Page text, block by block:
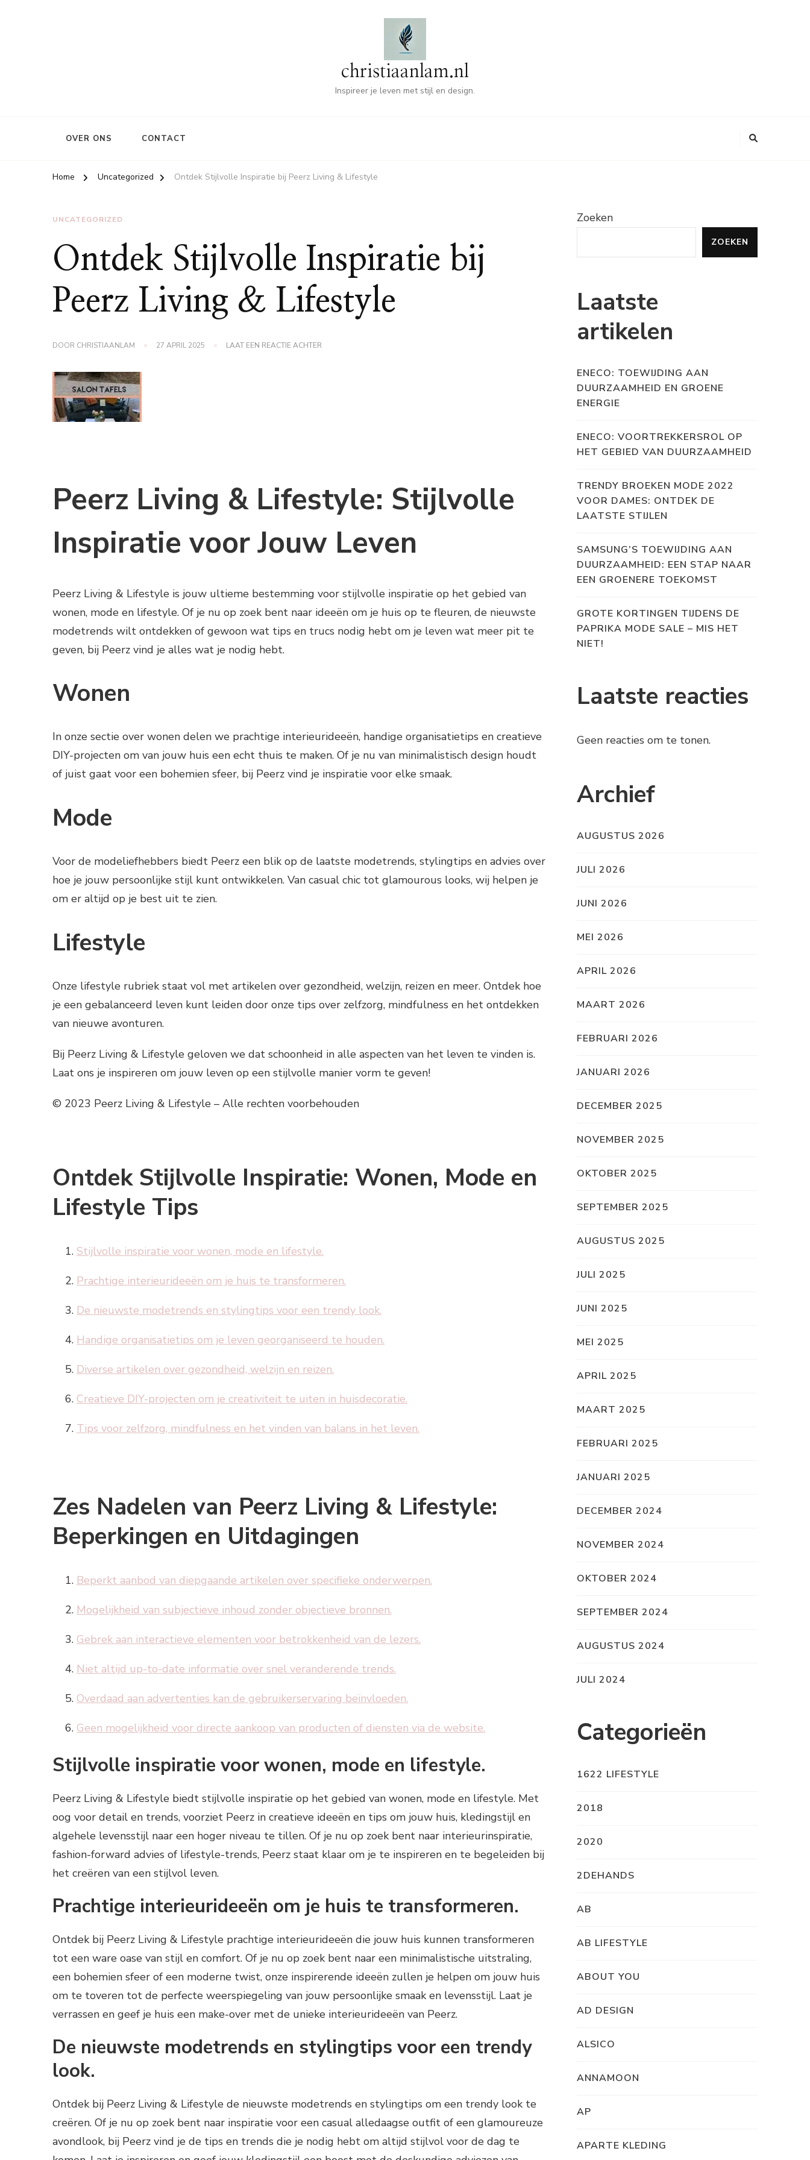
christiaanlam.nl
Inspireer je leven met stijl en design.
OVER ONS CONTACT
Home Uncategorized Ontdek Stijlvolle Inspiratie bij Peerz Living & Lifestyle
UNCATEGORIZED
Ontdek Stijlvolle Inspiratie bij
Peerz Living & Lifestyle
DOOR CHRISTIAANLAM 27 APRIL 2025 LAAT EEN REACTIE ACHTER
Peerz Living & Lifestyle: Stijlvolle
Inspiratie voor Jouw Leven
Peerz Living & Lifestyle is jouw ultieme bestemming voor stijlvolle inspiratie op het gebied van
wonen, mode en lifestyle. Of je nu op zoek bent naar ideeën om je huis op te fleuren, de nieuwste
modetrends wilt ontdekken of gewoon wat tips en trucs nodig hebt om je leven wat meer pit te
geven, bij Peerz vind je alles wat je nodig hebt.
Wonen
In onze sectie over wonen delen we prachtige interieurideeën, handige organisatietips en creatieve
DIY-projecten om van jouw huis een echt thuis te maken. Of je nu van minimalistisch design houdt
of juist gaat voor een bohemien sfeer, bij Peerz vind je inspiratie voor elke smaak.
Mode
Voor de modeliefhebbers biedt Peerz een blik op de laatste modetrends, stylingtips en advies over
hoe je jouw persoonlijke stijl kunt ontwikkelen. Van casual chic tot glamourous looks, wij helpen je
om er altijd op je best uit te zien.
Lifestyle
Onze lifestyle rubriek staat vol met artikelen over gezondheid, welzijn, reizen en meer. Ontdek hoe
je een gebalanceerd leven kunt leiden door onze tips over zelfzorg, mindfulness en het ontdekken
van nieuwe avonturen.
Bij Peerz Living & Lifestyle geloven we dat schoonheid in alle aspecten van het leven te vinden is.
Laat ons je inspireren om jouw leven op een stijlvolle manier vorm te geven!
© 2023 Peerz Living & Lifestyle – Alle rechten voorbehouden
Ontdek Stijlvolle Inspiratie: Wonen, Mode en
Lifestyle Tips
Stijlvolle inspiratie voor wonen, mode en lifestyle.
Prachtige interieurideeën om je huis te transformeren.
De nieuwste modetrends en stylingtips voor een trendy look.
Handige organisatietips om je leven georganiseerd te houden.
Diverse artikelen over gezondheid, welzijn en reizen.
Creatieve DIY-projecten om je creativiteit te uiten in huisdecoratie.
Tips voor zelfzorg, mindfulness en het vinden van balans in het leven.
Zes Nadelen van Peerz Living & Lifestyle:
Beperkingen en Uitdagingen
Beperkt aanbod van diepgaande artikelen over specifieke onderwerpen.
Mogelijkheid van subjectieve inhoud zonder objectieve bronnen.
Gebrek aan interactieve elementen voor betrokkenheid van de lezers.
Niet altijd up-to-date informatie over snel veranderende trends.
Overdaad aan advertenties kan de gebruikerservaring beïnvloeden.
Geen mogelijkheid voor directe aankoop van producten of diensten via de website.
Stijlvolle inspiratie voor wonen, mode en lifestyle.
Peerz Living & Lifestyle biedt stijlvolle inspiratie op het gebied van wonen, mode en lifestyle. Met
oog voor detail en trends, voorziet Peerz in creatieve ideeën en tips om jouw huis, kledingstijl en
algehele levensstijl naar een hoger niveau te tillen. Of je nu op zoek bent naar interieurinspiratie,
fashion-forward advies of lifestyle-trends, Peerz staat klaar om je te inspireren en te begeleiden bij
het creëren van een stijlvol leven.
Prachtige interieurideeën om je huis te transformeren.
Ontdek bij Peerz Living & Lifestyle prachtige interieurideeën die jouw huis kunnen transformeren
tot een ware oase van stijl en comfort. Of je nu op zoek bent naar een minimalistische uitstraling,
een bohemien sfeer of een moderne twist, onze inspirerende ideeën zullen je helpen om jouw huis
om te toveren tot de perfecte weerspiegeling van jouw persoonlijke smaak en levensstijl. Laat je
verrassen en geef je huis een make-over met de unieke interieurideeën van Peerz.
De nieuwste modetrends en stylingtips voor een trendy
look.
Ontdek bij Peerz Living & Lifestyle de nieuwste modetrends en stylingtips om een trendy look te
creëren. Of je nu op zoek bent naar inspiratie voor een casual alledaagse outfit of een glamoureuze
avondlook, bij Peerz vind je de tips en trends die je nodig hebt om altijd stijlvol voor de dag te
Zoeken
ZOEKEN
Laatste
artikelen
ENECO: TOEWIJDING AAN
DUURZAAMHEID EN GROENE
ENERGIE
ENECO: VOORTREKKERSROL OP
HET GEBIED VAN DUURZAAMHEID
TRENDY BROEKEN MODE 2022
VOOR DAMES: ONTDEK DE
LAATSTE STIJLEN
SAMSUNG’S TOEWIJDING AAN
DUURZAAMHEID: EEN STAP NAAR
EEN GROENERE TOEKOMST
GROTE KORTINGEN TIJDENS DE
PAPRIKA MODE SALE – MIS HET
NIET!
Laatste reacties
Geen reacties om te tonen.
Archief
AUGUSTUS 2026
JULI 2026
JUNI 2026
MEI 2026
APRIL 2026
MAART 2026
FEBRUARI 2026
JANUARI 2026
DECEMBER 2025
NOVEMBER 2025
OKTOBER 2025
SEPTEMBER 2025
AUGUSTUS 2025
JULI 2025
JUNI 2025
MEI 2025
APRIL 2025
MAART 2025
FEBRUARI 2025
JANUARI 2025
DECEMBER 2024
NOVEMBER 2024
OKTOBER 2024
SEPTEMBER 2024
AUGUSTUS 2024
JULI 2024
Categorieën
1622 LIFESTYLE
2018
2020
2DEHANDS
AB
AB LIFESTYLE
ABOUT YOU
AD DESIGN
ALSICO
ANNAMOON
AP
APARTE KLEDING